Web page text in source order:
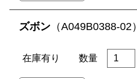
ズボン （A049B0388-02）
在庫有り 数量